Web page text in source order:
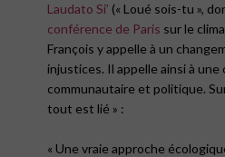
Laudato Si’ (« Loué sois-tu »,
conférence de Paris sur le
François y appelle à un
injustices. Il appelle ainsi à
communautaire et politique.
tout est lié » :
« Une vraie approche